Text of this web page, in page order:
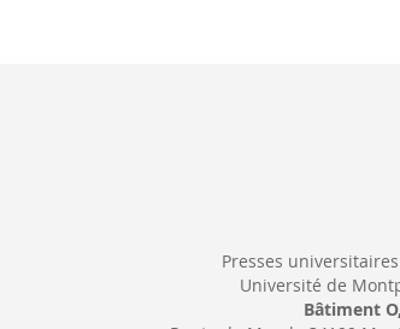
Presses
Université de
Bâtiment